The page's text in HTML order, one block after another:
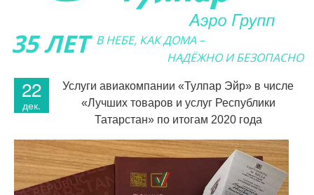
35 ЛЕТ В НЕБЕ, КАК ДОМА –
НАДЁЖНО И БЕЗОПАСНО
22
дек.
Услуги авиакомпании «Тулпар Эйр» в числе
«Лучших товаров и услуг Республики
Татарстан» по итогам 2020 года